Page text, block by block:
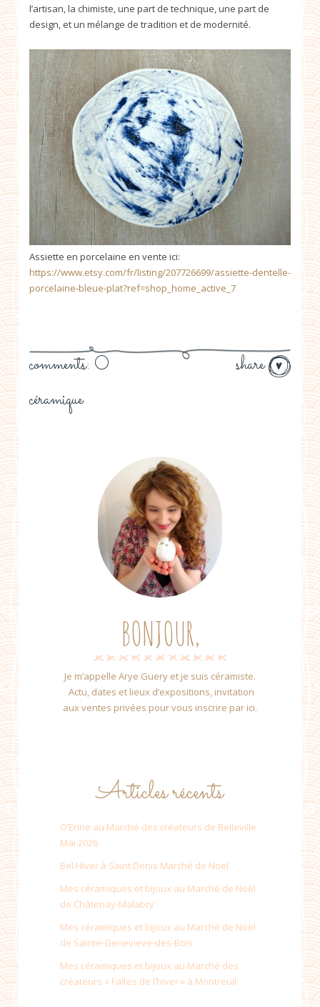
l’artisan, la chimiste, une part de technique, une part de
design, et un mélange de tradition et de modernité.
Assiette en porcelaine en vente ici:
https://www.etsy.com/fr/listing/207726699/assiette-dentelle-
porcelaine-bleue-plat?ref=shop_home_active_7
share
comments: 0
céramique
BONJOUR,
Je m’appelle Arye Guery et je suis céramiste.
Actu, dates et lieux d’expositions, invitation
aux ventes privées pour vous inscrire par ici.
Articles récents
O’Erine au Marché des créateurs de Belleville
Mai 2026
Bel Hiver à Saint Denis Marché de Noël
Mes céramiques et bijoux au Marché de Noël
de Châtenay-Malabry
Mes céramiques et bijoux au Marché de Noël
de Sainte-Genevieve-des-Bois
Mes céramiques et bijoux au Marché des
créateurs « Faîtes de l’hiver » à Montreuil